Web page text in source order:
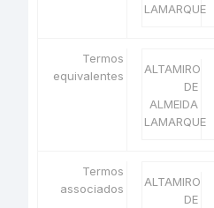
LAMARQUE
Termos
equivalentes
ALTAMIRO
DE
ALMEIDA
LAMARQUE
Termos
associados
ALTAMIRO
DE